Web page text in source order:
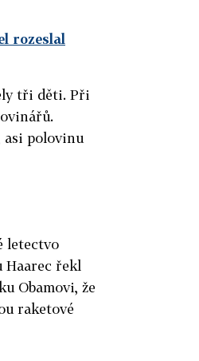
rozeslal
tři děti. Při
asi polovinu
letectvo
Haarec řekl
Obamovi, že
raketové